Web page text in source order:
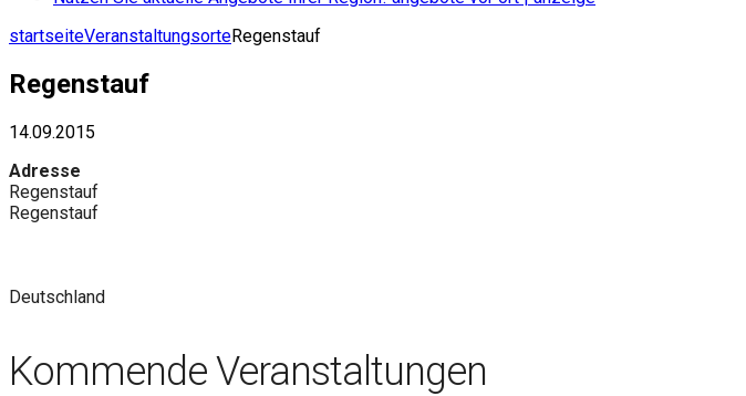
startseiteVeranstaltungsorteRegenstauf
Regenstauf
14.09.2015
Adresse
Regenstauf
Regenstauf
Deutschland
Kommende Veranstaltungen